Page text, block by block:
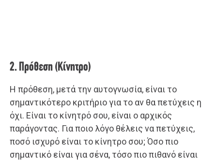
2. Πρόθεση (Κίνητρο)
Η πρόθεση, μετά την αυτογνωσία, είναι το
σημαντικότερο κριτήριο για το αν θα πετύχεις η
όχι. Είναι το κίνητρό σου, είναι ο αρχικός
παράγοντας. Για ποιο λόγο θέλεις να πετύχεις,
ποσό ισχυρό είναι το κίνητρο σου; Όσο πιο
σημαντικό είναι για σένα, τόσο πιο πιθανό είναι